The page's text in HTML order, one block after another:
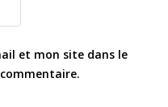
et mon site dans le